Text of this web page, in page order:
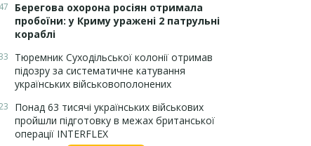
Берегова охорона росіян отримала
пробоїни: у Криму уражені 2 патрульні
кораблі
Тюремник Суходільської колонії отримав
підозру за систематичне катування
українських військовополонених
Понад 63 тисячі українських військових
пройшли підготовку в межах британської
операції INTERFLEX